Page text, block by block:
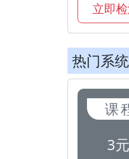
立即
热门系统
课
3